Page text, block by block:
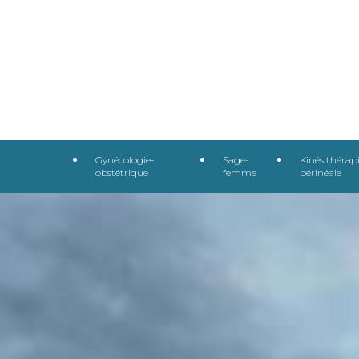
Gynécologie-
obstétrique
Sage-
femme
périnéale